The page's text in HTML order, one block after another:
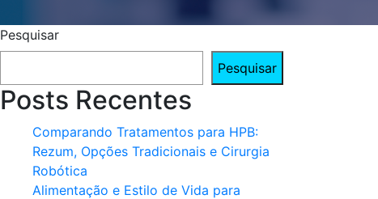
Pesquisar
Pesquisar
Posts Recentes
Comparando Tratamentos para HPB:
Rezum, Opções Tradicionais e Cirurgia
Robótica
Alimentação e Estilo de Vida para